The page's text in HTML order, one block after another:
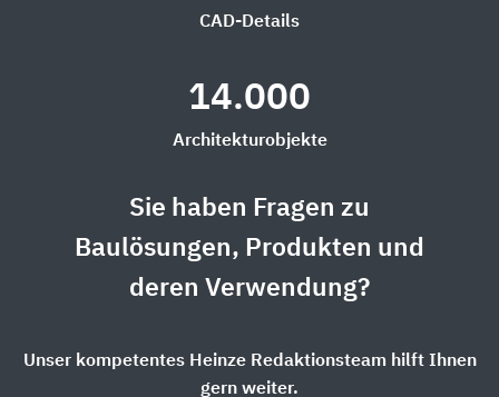
CAD-Details
14.000
Architekturobjekte
Sie haben Fragen zu
Baulösungen, Produkten und
deren Verwendung?
Unser kompetentes Heinze Redaktionsteam hilft Ihnen
gern weiter.